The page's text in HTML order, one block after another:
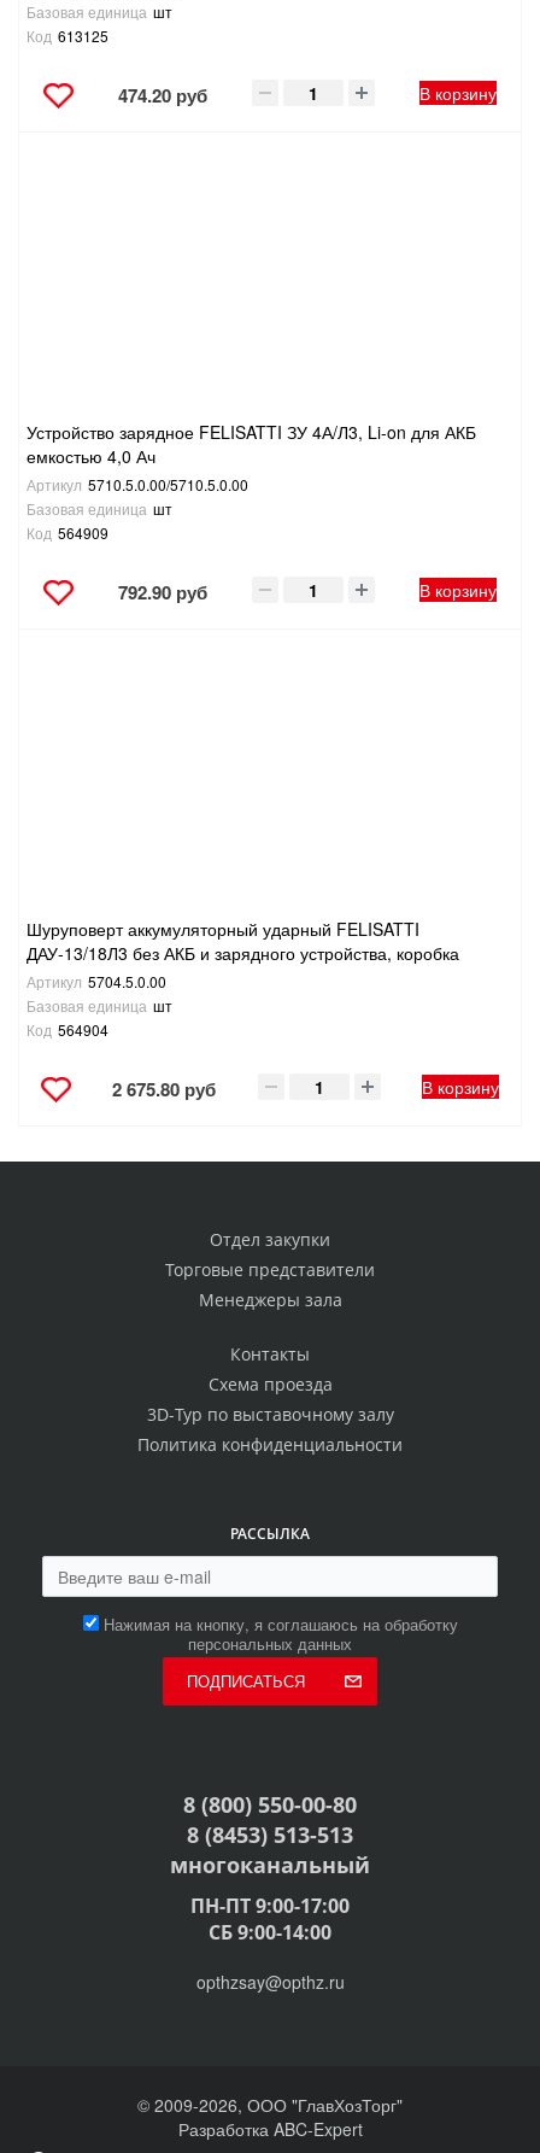
Базовая единица шт
Код 613125
474.20 руб В корзину
Устройство зарядное FELISATTI ЗУ 4А/Л3, Li-on для АКБ
емкостью 4,0 Ач
Артикул 5710.5.0.00/5710.5.0.00
Базовая единица шт
Код 564909
792.90 руб В корзину
Шуруповерт аккумуляторный ударный FELISATTI
ДАУ-13/18Л3 без АКБ и зарядного устройства, коробка
Артикул 5704.5.0.00
Базовая единица шт
Код 564904
2 675.80 руб В корзину
Отдел закупки
Торговые представители
Менеджеры зала
Контакты
Схема проезда
3D-Тур по выставочному залу
Политика конфиденциальности
РАССЫЛКА
Нажимая на кнопку, я соглашаюсь на обработку
персональных данных
ПОДПИСАТЬСЯ
8 (800) 550-00-80
8 (8453) 513-513
многоканальный
ПН-ПТ 9:00-17:00
СБ 9:00-14:00
opthzsay@opthz.ru
© 2009-2026, ООО "ГлавХозТорг"
Разработка ABC-Expert